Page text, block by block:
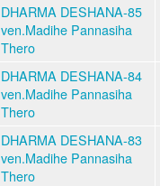
DHARMA DESHANA-85
ven.Madihe Pannasiha
Thero
DHARMA DESHANA-84
ven.Madihe Pannasiha
Thero
DHARMA DESHANA-83
ven.Madihe Pannasiha
Thero